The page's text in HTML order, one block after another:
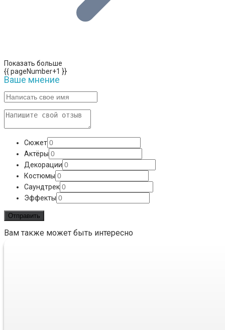
Показать больше
{{ pageNumber+1 }}
Ваше мнение
Сюжет
Актёры
Декорации
Костюмы
Саундтрек
Эффекты
Вам также может быть интересно